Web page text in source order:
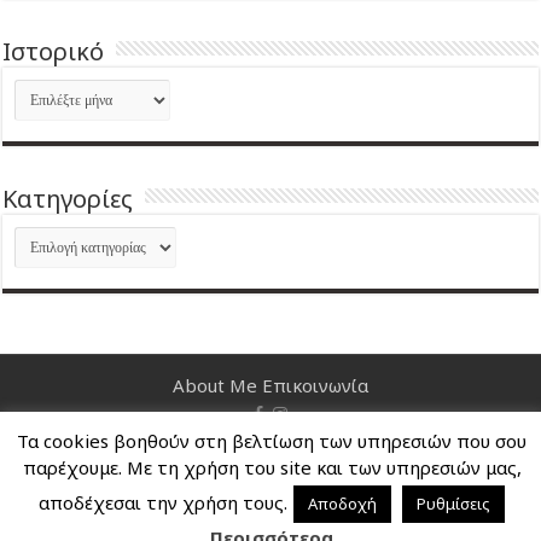
Ιστορικό
Ιστορικό
Kατηγορίες
Kατηγορίες
About Me Επικοινωνία
Nancy's Blog © Copyright 2026, All Rights Reserved
Τα cookies βοηθούν στη βελτίωση των υπηρεσιών που σου
παρέχουμε. Με τη χρήση του site και των υπηρεσιών μας,
αποδέχεσαι την χρήση τους.
Αποδοχή Ρυθμίσεις